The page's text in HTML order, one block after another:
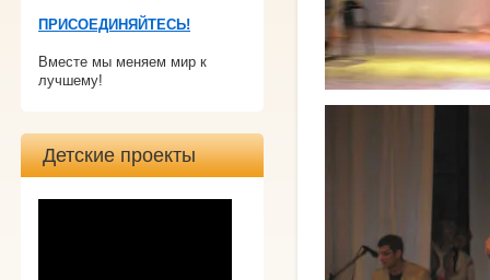
ПРИСОЕДИНЯЙТЕСЬ!
Вместе мы меняем мир к
лучшему!
Детские проекты